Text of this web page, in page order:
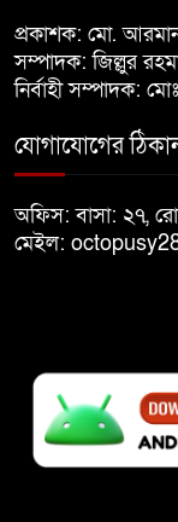
৮
৯
প্রকাশক: মো.
সম্পাদক: জিল্লুর
নির্বাহী সম্পাদক:
যোগাযোগের
অফিস: বাসা: ২৭,
মেইল: